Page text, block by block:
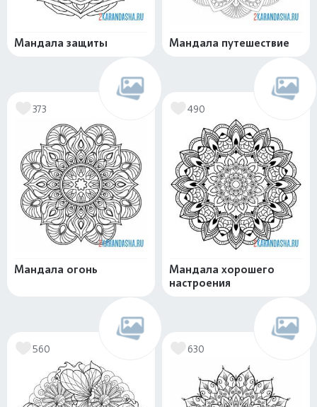
Мандала защиты Мандала путешествие
373
Мандала огонь
490
Мандала хорошего
настроения
560 630